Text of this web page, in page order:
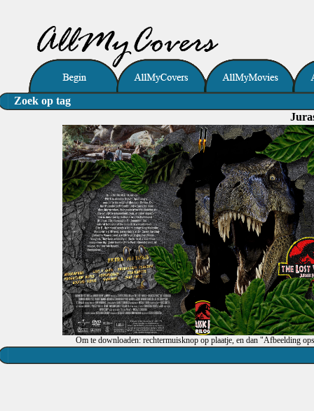
Zoek op tag
Om te downloaden: rechtermuisknop op plaatje, en dan "Afbeelding